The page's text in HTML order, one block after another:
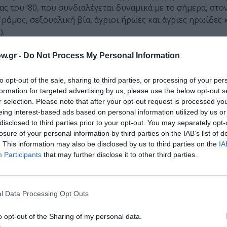
- Do Not Process My Personal Information
opt-out of the sale, sharing to third parties, or processing of your
for targeted advertising by us, please use the below opt-out
selection. Please note that after your opt-out request is processed
interest-based ads based on personal information utilized by us
to third parties prior to your opt-out. You may separately
of your personal information by third parties on the IAB’s list of
This information may also be disclosed by us to third parties on the
Participants that may further disclose it to other third parties.
Data Processing Opt Outs
opt-out of the Sharing of my personal data.
του ’80, που συνδιαλέγεται δυναμικά με το σήμερα,
σεξουαλική βία, άγριοι ήρωες και άγριες ηρωίδες
κριτικοί κινηματογράφου και
Στέγη, προβάλλονται στις οθόνες του φουαγέ
το 2009 μέχρι σήμερα: σκηνές, πλάνα, κομμάτια διαλόγου
συμπληρώνουν ή ανατρέπουν τις ταινίες που θα
μαζί τους σε έναν ζωντανό διάλογο ή
Ελίνα Ψύκου
το σάουντρακ της ταινίας «Απουσίες» του Γιώργου